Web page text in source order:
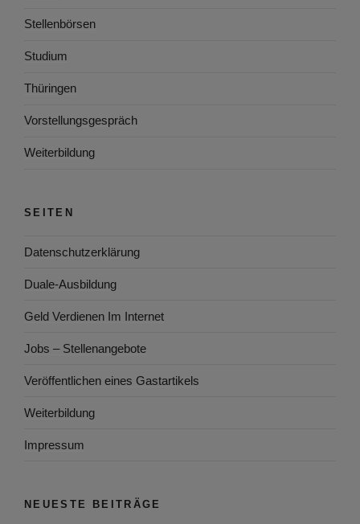
Stellenbörsen
Studium
Thüringen
Vorstellungsgespräch
Weiterbildung
SEITEN
Datenschutzerklärung
Duale-Ausbildung
Geld Verdienen Im Internet
Jobs – Stellenangebote
Veröffentlichen eines Gastartikels
Weiterbildung
Impressum
NEUESTE BEITRÄGE